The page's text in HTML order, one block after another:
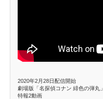
2020年2月28日配信開始
劇場版「名探偵コナン 緋色の弾丸」
特報2動画